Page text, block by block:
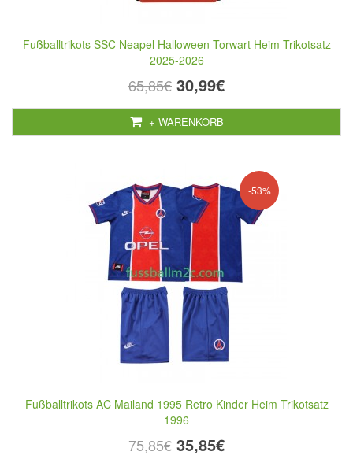
Fußballtrikots SSC Neapel Halloween Torwart Heim Trikotsatz
2025-2026
65,85€ 30,99€
+ WARENKORB
-53%
Fußballtrikots AC Mailand 1995 Retro Kinder Heim Trikotsatz
1996
75,85€ 35,85€